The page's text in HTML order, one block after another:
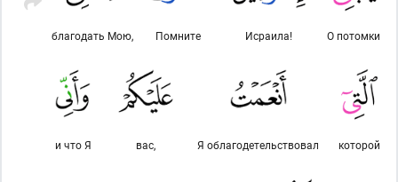
О потомки
Исраила!
Помните
благодать Мою,
которой
Я облагодетельствовал
вас,
и что Я